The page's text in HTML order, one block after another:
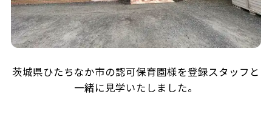
茨城県ひたちなか市の認可保育園様を登録スタッフと
一緒に見学いたしました。